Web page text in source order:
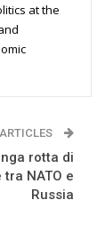
at the
rotta di
NATO e
Russia